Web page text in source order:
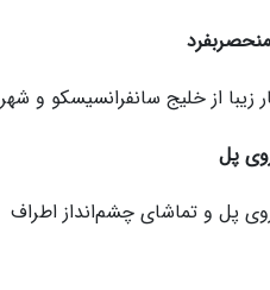
زیبا از خلیج سانفرانسیسکو و شهر
پل
پل و تماشای چشم‌انداز اطراف